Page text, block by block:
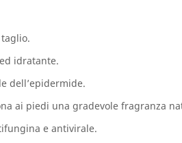
idratante.
dell’epidermide.
ai piedi una gradevole fragranza
e antivirale.